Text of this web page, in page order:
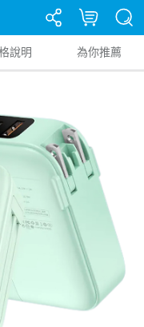
說明 為你推薦